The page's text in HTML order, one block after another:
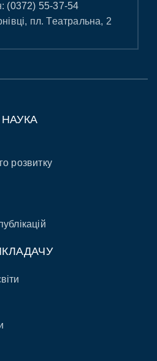
(0372) 55-37-54
пл. Театральна, 2
НАУКА
розвитку